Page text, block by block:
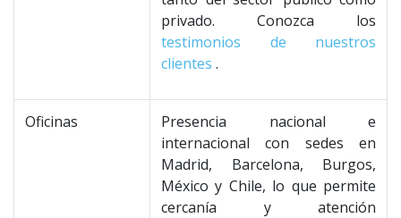
privado. Conozca los
testimonios de nuestros
clientes .
Oficinas
Presencia nacional e
internacional con sedes en
Madrid, Barcelona, Burgos,
México y Chile, lo que permite
cercanía y atención